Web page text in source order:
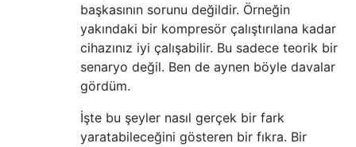
başkasının sorunu değildir. Örneğin
yakındaki bir kompresör çalıştırılana kadar
cihazınız iyi çalışabilir. Bu sadece teorik bir
senaryo değil. Ben de aynen böyle davalar
gördüm.
İşte bu şeyler nasıl gerçek bir fark
yaratabileceğini gösteren bir fıkra. Bir